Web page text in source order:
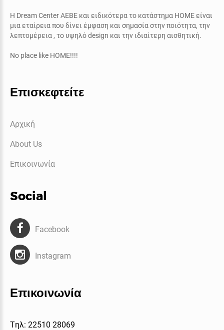
Η Dream Center AEBE και ειδικότερα το κατάστημα ΗΟΜΕείναι
μια εταίρεια που δίνει έμφαση και σημασία στην ποιότητα, την
λεπτομέρεια , το υψηλόdesign και την ιδιαίτερη αισθητική.
No place like HOME!!!!
Επισκεφτείτε
Αρχική
About Us
Επικοινωνία
Social
Facebook
Instagram
Επικοινωνία
Tηλ: 22510 28069